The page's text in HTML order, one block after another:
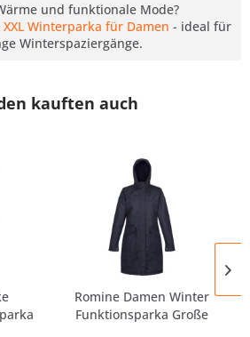
und funktionale Mode?
XXL Winterparka für Damen - ideal für
Winterspaziergänge.
kauften auch
Romine Damen Winter
Funktionsparka Große